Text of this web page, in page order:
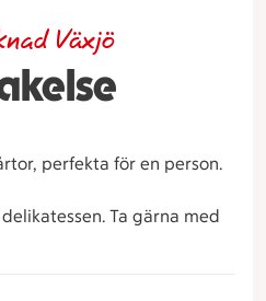
Växjö
perfekta för en person.
Ta gärna med
ska gå så